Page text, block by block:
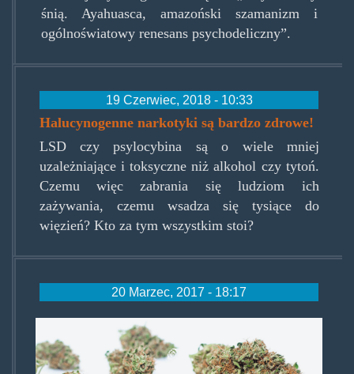
śnią. Ayahuasca, amazoński szamanizm i
ogólnoświatowy renesans psychodeliczny”.
19 Czerwiec, 2018 - 10:33
Halucynogenne narkotyki są bardzo zdrowe!
LSD czy psylocybina są o wiele mniej
uzależniające i toksyczne niż alkohol czy tytoń.
Czemu więc zabrania się ludziom ich
zażywania, czemu wsadza się tysiące do
więzień? Kto za tym wszystkim stoi?
20 Marzec, 2017 - 18:17
nidamj.jpg